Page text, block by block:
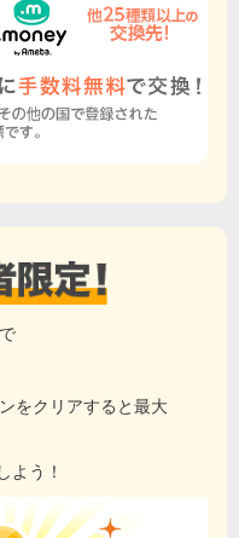
をクリアすると最大
よう！